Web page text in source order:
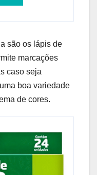
são os lápis de
marcações
caso seja
boa variedade
de cores.